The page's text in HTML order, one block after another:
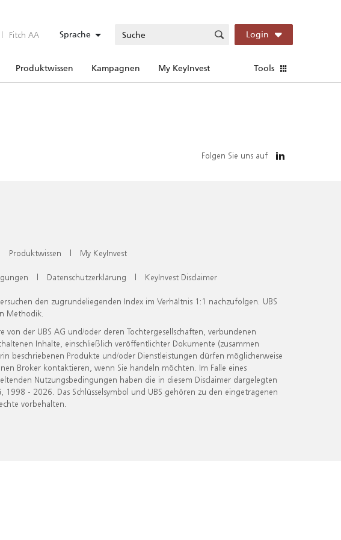
| Fitch AA Sprache Login
Produktwissen Kampagnen My KeyInvest Tools
Folgen Sie uns auf
Produktwissen | My KeyInvest
| Datenschutzerklärung | KeyInvest Disclaimer
den zugrundeliegenden Index im Verhältnis 1:1 nachzufolgen. UBS
Methodik.
der UBS AG und/oder deren Tochtergesellschaften, verbundenen
Inhalte, einschließlich veröffentlichter Dokumente (zusammen
beschriebenen Produkte und/oder Dienstleistungen dürfen möglicherweise
Broker kontaktieren, wenn Sie handeln möchten. Im Falle eines
Nutzungsbedingungen haben die in diesem Disclaimer dargelegten
- 2026. Das Schlüsselsymbol und UBS gehören zu den eingetragenen
vorbehalten.